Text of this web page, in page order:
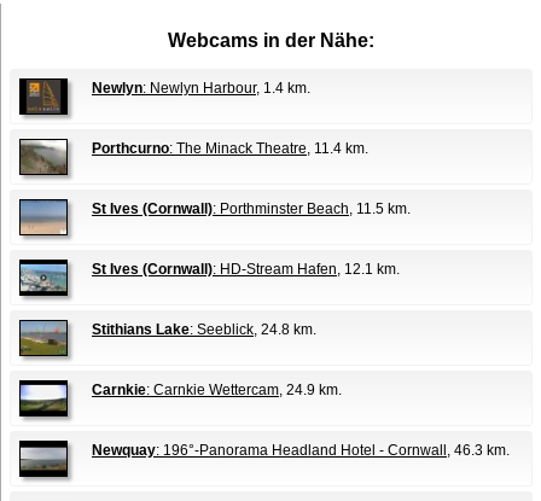
Webcams in der Nähe:
Newlyn: Newlyn Harbour, 1.4 km.
Porthcurno: The Minack Theatre, 11.4 km.
St Ives (Cornwall): Porthminster Beach, 11.5 km.
St Ives (Cornwall): HD-Stream Hafen, 12.1 km.
Stithians Lake: Seeblick, 24.8 km.
Carnkie: Carnkie Wettercam, 24.9 km.
Newquay: 196°-Panorama Headland Hotel - Cornwall , 46.3 km.